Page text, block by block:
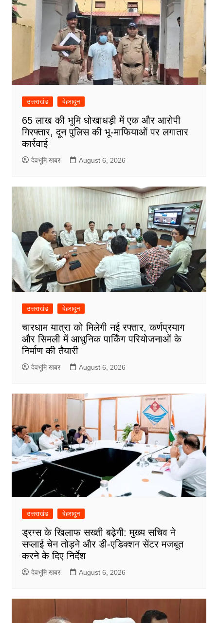
उत्तराखंड देहरादून
65 लाख की भूमि धोखाधड़ी में एक और आरोपी
गिरफ्तार, दून पुलिस की भू-माफियाओं पर लगातार
कार्रवाई
देवभूमि खबर August 6, 2026
उत्तराखंड देहरादून
चारधाम यात्रा को मिलेगी नई रफ्तार, कर्णप्रयाग
और सिमली में आधुनिक पार्किंग परियोजनाओं के
निर्माण की तैयारी
देवभूमि खबर August 6, 2026
उत्तराखंड देहरादून
ड्रग्स के खिलाफ सख्ती बढ़ेगी: मुख्य सचिव ने
सप्लाई चेन तोड़ने और डी-एडिक्शन सेंटर मजबूत
करने के दिए निर्देश
देवभूमि खबर August 6, 2026